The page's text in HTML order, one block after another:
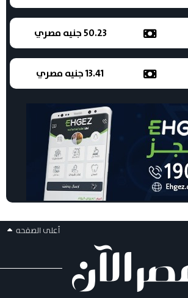
50.23 جنيه مصري
13.41 جنيه مصري
أعلى الصفحه